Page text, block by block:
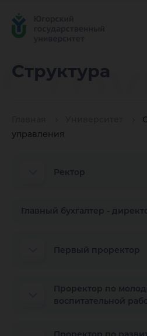
Структура
управления
Ректор
Главный бухгалтер -
Первый проректор
Проректор по
воспитательной